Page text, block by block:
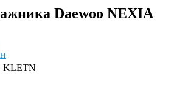
Daewoo NEXIA
KLETN